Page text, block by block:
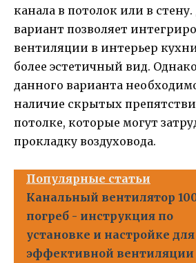
канала в потолок или в
вариант позволяет
вентиляции в интерьер
более эстетичный вид.
данного варианта
наличие скрытых
потолке, которые могут
прокладку воздуховода.
Популярные статьи
Канальный вентилятор
погреб - инструкция по
установке и настройке для
эффективной вентиляции